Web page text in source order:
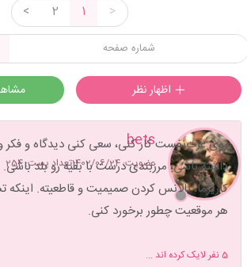
>
1
2
<
bets
عضویت: 1402/06/24 تعداد پست: 254
روی عزت‌نفست کار کنی، سعی کنی دیدگاه و
داشته باشی، مرزبندی درست با بقیه رو بلد باشی.
کاریزما، بالانس کردن صمیمیت و قاطعیته.
هر موقعیت چطور برخورد کنی.
5 نفر لایک کرده اند ...